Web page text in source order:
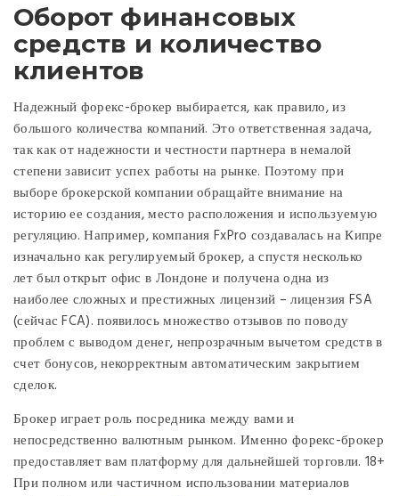
Оборот финансовых
средств и количество
клиентов
Надежный форекс-брокер выбирается, как правило, из
большого количества компаний. Это ответственная задача,
так как от надежности и честности партнера в немалой
степени зависит успех работы на рынке. Поэтому при
выборе брокерской компании обращайте внимание на
историю ее создания, место расположения и используемую
регуляцию. Например, компания FxPro создавалась на Кипре
изначально как регулируемый брокер, а спустя несколько
лет был открыт офис в Лондоне и получена одна из
наиболее сложных и престижных лицензий – лицензия FSA
(сейчас FCA). появилось множество отзывов по поводу
проблем с выводом денег, непрозрачным вычетом средств в
счет бонусов, некорректным автоматическим закрытием
сделок.
Брокер играет роль посредника между вами и
непосредственно валютным рынком. Именно форекс-брокер
предоставляет вам платформу для дальнейшей торговли. 18+
При полном или частичном использовании материалов